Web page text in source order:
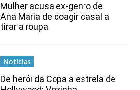
Mulher acusa ex-genro de
Ana Maria de coagir casal a
tirar a roupa
Notícias
De herói da Copa a estrela de